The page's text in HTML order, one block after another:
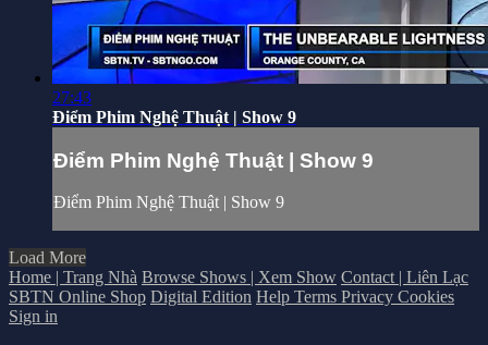
27:43
Điểm Phim Nghệ Thuật | Show 9
Điểm Phim Nghệ Thuật | Show 9
Điểm Phim Nghệ Thuật | Show 9
Load More
Home | Trang Nhà Browse Shows | Xem Show Contact | Liên Lạc
SBTN Online Shop Digital Edition Help Terms Privacy Cookies
Sign in